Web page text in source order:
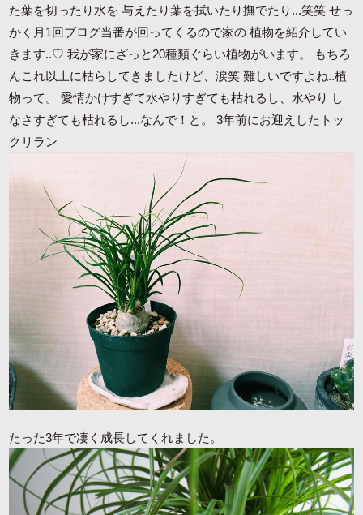
た葉を切ったり水を 与えたり葉を拭いたり撫でたり...笑笑 せっ
かく月1回ブログ当番が回ってくるので家の 植物を紹介してい
きます..♡ 我が家にざっと20種類ぐらい植物がいます。 もちろ
んこれ以上に枯らしてきましたけど、涙笑 難しいですよね..植
物って。 愛情かけすぎて水やりすぎても枯れるし、水やり し
なさすぎても枯れるし...なんで！と。 3年前にお迎えしたトッ
クリラン
たった3年で凄く成長してくれました。